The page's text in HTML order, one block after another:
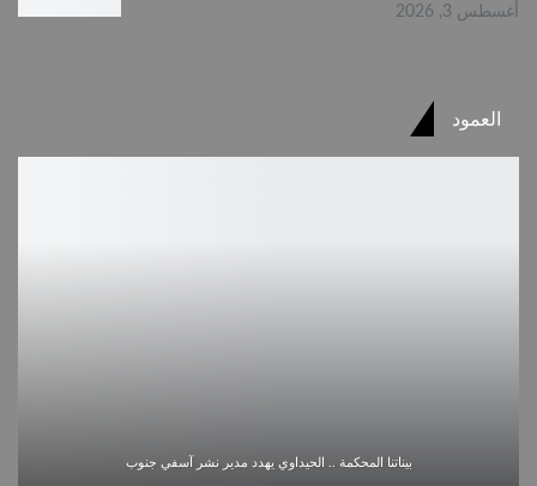
أغسطس 3, 2026
العمود
بيناتنا المحكمة .. الحيداوي يهدد مدير نشر آسفي جنوب